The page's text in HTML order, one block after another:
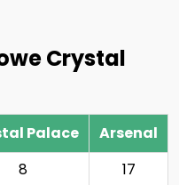
Crystal
Palace
Arsenal
8
17